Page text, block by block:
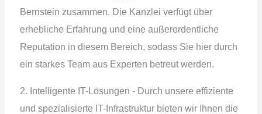
Bernstein zusammen. Die Kanzlei verfügt über
erhebliche Erfahrung und eine außerordentliche
Reputation in diesem Bereich, sodass Sie hier durch
ein starkes Team aus Experten betreut werden.
2. Intelligente IT-Lösungen - Durch unsere effiziente
und spezialisierte IT-Infrastruktur bieten wir Ihnen die